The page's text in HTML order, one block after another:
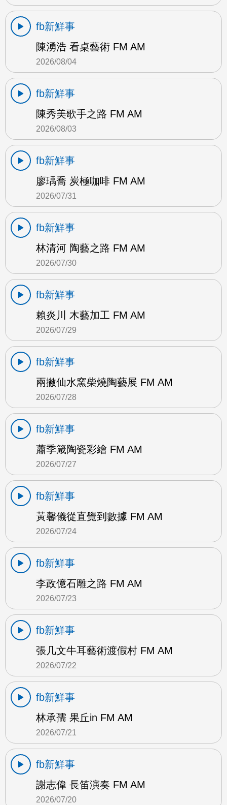
fb新鮮事
陳湧浩 看桌藝術 FM AM
2026/08/04
fb新鮮事
陳秀美歌手之路 FM AM
2026/08/03
fb新鮮事
廖瑀喬 炭極咖啡 FM AM
2026/07/31
fb新鮮事
林清河 陶藝之路 FM AM
2026/07/30
fb新鮮事
賴炎川 木藝加工 FM AM
2026/07/29
fb新鮮事
兩撇仙水窯柴燒陶藝展 FM AM
2026/07/28
fb新鮮事
蕭季箴陶瓷彩繪 FM AM
2026/07/27
fb新鮮事
黃馨儀從直覺到數據 FM AM
2026/07/24
fb新鮮事
李政億石雕之路 FM AM
2026/07/23
fb新鮮事
張几文牛耳藝術渡假村 FM AM
2026/07/22
fb新鮮事
林承孺 果丘in FM AM
2026/07/21
fb新鮮事
謝志偉 長笛演奏 FM AM
2026/07/20